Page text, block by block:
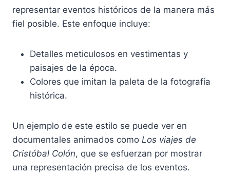
representar eventos históricos de la manera más
fiel posible. Este enfoque incluye:
Detalles meticulosos en vestimentas y
paisajes de la época.
Colores que imitan la paleta de la fotografía
histórica.
Un ejemplo de este estilo se puede ver en
documentales animados como Los viajes de
Cristóbal Colón, que se esfuerzan por mostrar
una representación precisa de los eventos.